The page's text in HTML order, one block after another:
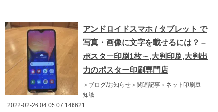
アンドロイドスマホ / タブレット で
写真・画像に文字を載せるには？ –
ポスター印刷1枚～,大判印刷,大判出
力のポスター印刷専門店
＞ブログ/お知らせ＞関連記事＞ネット印刷豆
知識
2022-02-26 04:05:07.146621